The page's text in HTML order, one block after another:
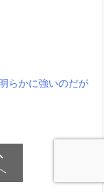
らかに強いのだが